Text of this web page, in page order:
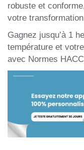
robuste et
votre
Gagnez jusqu’à 1
température et
avec Normes